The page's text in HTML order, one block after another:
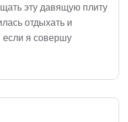
эту давящую плиту
отдыхать и
если я совершу